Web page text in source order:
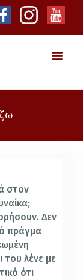
στον
Δεν
πράγμα
του λένε με
ότι